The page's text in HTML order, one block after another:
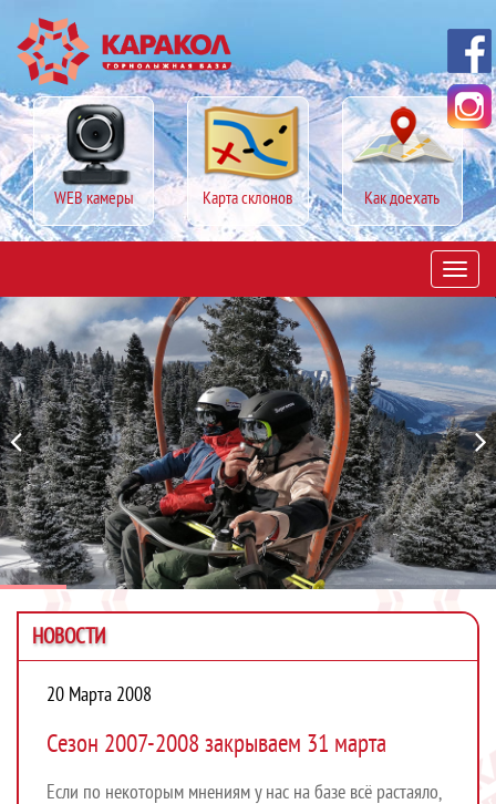
WEB камеры Карта склонов Как доехать
НОВОСТИ
20 Марта 2008
Сезон 2007-2008 закрываем 31 марта
Если по некоторым мнениям у нас на базе всё растаяло,